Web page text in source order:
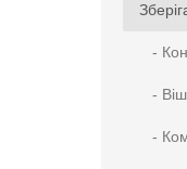
-
-
-